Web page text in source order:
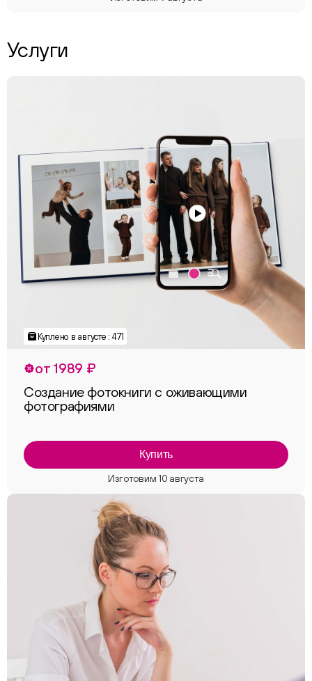
Услуги
Куплено в августе : 471
от 1989 ₽
Создание фотокниги с оживающими
фотографиями
Купить